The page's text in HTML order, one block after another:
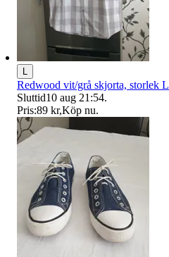
Redwood vit/grå skjorta, storlek L
Sluttid10 aug 21:54.
Pris:89 kr,Köp nu.